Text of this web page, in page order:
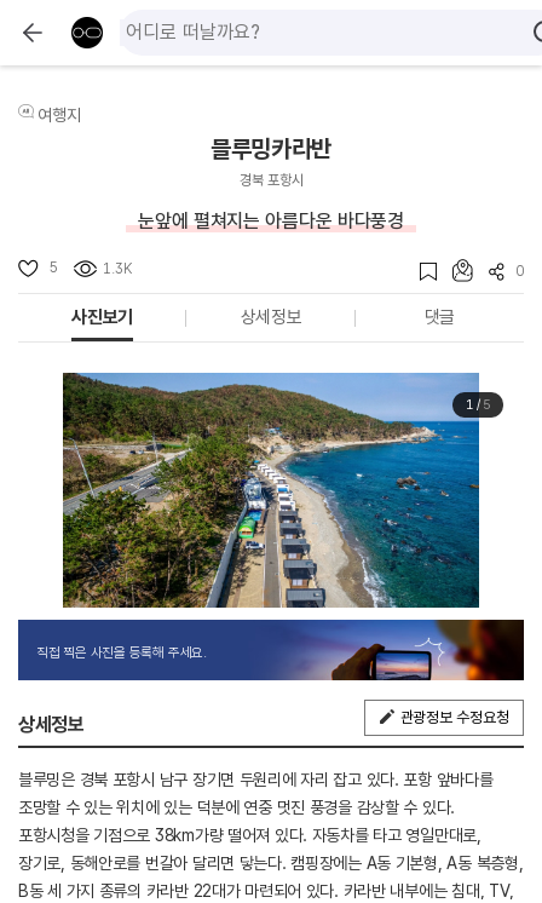
여행지
블루밍카라반
경북 포항시
눈앞에 펼쳐지는 아름다운 바다풍경
5 1.3K 0
사진보기 상세정보 댓글
1/ 5
직접 찍은 사진을 등록해 주세요.
상세정보 관광정보 수정요청
블루밍은 경북 포항시 남구 장기면 두원리에 자리 잡고 있다. 포항 앞바다를
조망할 수 있는 위치에 있는 덕분에 연중 멋진 풍경을 감상할 수 있다.
포항시청을 기점으로 38km가량 떨어져 있다. 자동차를 타고 영일만대로,
장기로, 동해안로를 번갈아 달리면 닿는다. 캠핑장에는 A동 기본형, A동 복층형,
B동 세 가지 종류의 카라반 22대가 마련되어 있다. 카라반 내부에는 침대, TV,